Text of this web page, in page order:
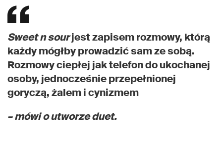
Sweet n sourjest zapisem rozmowy, którą
każdy mógłby prowadzić sam ze sobą.
Rozmowy ciepłej jak telefon do ukochanej
osoby, jednocześnie przepełnionej
goryczą, żalem i cynizmem
– mówi o utworze duet.